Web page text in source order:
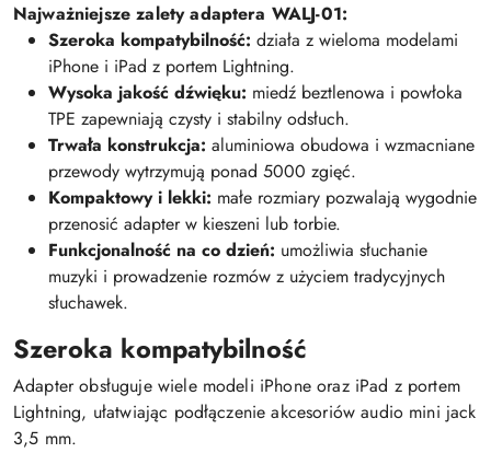
Najważniejsze zalety adaptera WALJ-01:
Szeroka kompatybilność: działa z wieloma modelami
iPhone i iPad z portem Lightning.
Wysoka jakość dźwięku: miedź beztlenowa i powłoka
TPE zapewniają czysty i stabilny odsłuch.
Trwała konstrukcja: aluminiowa obudowa i wzmacniane
przewody wytrzymują ponad 5000 zgięć.
Kompaktowy i lekki: małe rozmiary pozwalają wygodnie
przenosić adapter w kieszeni lub torbie.
Funkcjonalność na co dzień: umożliwia słuchanie
muzyki i prowadzenie rozmów z użyciem tradycyjnych
słuchawek.
Szeroka kompatybilność
Adapter obsługuje wiele modeli iPhone oraz iPad z portem
Lightning, ułatwiając podłączenie akcesoriów audio mini jack
3,5 mm.